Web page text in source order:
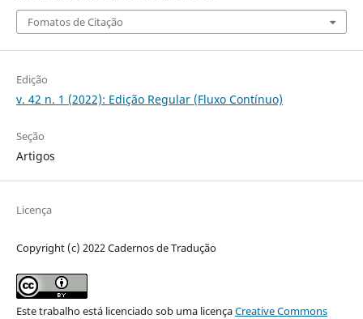
Fomatos de Citação
Edição
v. 42 n. 1 (2022): Edição Regular (Fluxo Contínuo)
Seção
Artigos
Licença
Copyright (c) 2022 Cadernos de Tradução
Este trabalho está licenciado sob uma licençaCreative Commons